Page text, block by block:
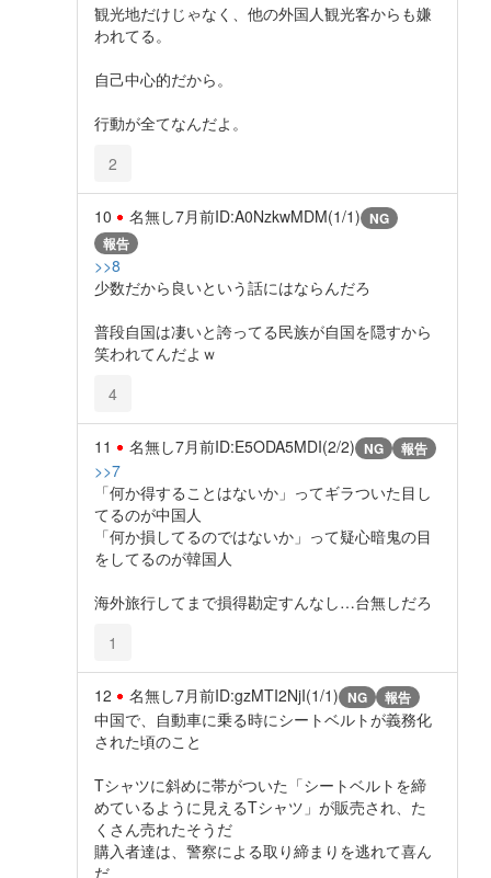
観光地だけじゃなく、他の外国人観光客からも嫌
われてる。
自己中心的だから。
行動が全てなんだよ。
2
10 名無し7月前ID:A0NzkwMDM(1/1) NG
報告
>>8
少数だから良いという話にはならんだろ
普段自国は凄いと誇ってる民族が自国を隠すから
笑われてんだよｗ
4
11 名無し7月前ID:E5ODA5MDI(2/2) NG 報告
>>7
「何か得することはないか」ってギラついた目し
てるのが中国人
「何か損してるのではないか」って疑心暗鬼の目
をしてるのが韓国人
海外旅行してまで損得勘定すんなし…台無しだろ
1
12 名無し7月前ID:gzMTI2NjI(1/1) NG 報告
中国で、自動車に乗る時にシートベルトが義務化
された頃のこと
Tシャツに斜めに帯がついた「シートベルトを締
めているように見えるTシャツ」が販売され、た
くさん売れたそうだ
購入者達は、警察による取り締まりを逃れて喜ん
だ